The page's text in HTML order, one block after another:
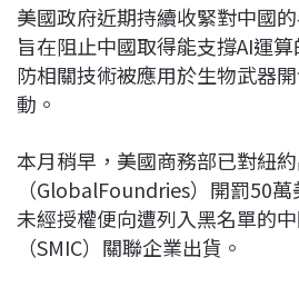
美國政府近期持續收緊對中國
旨在阻止中國取得能支撐AI運
防相關技術被應用於生物武器
動。
本月稍早，美國商務部已對紐
（GlobalFoundries）開罰50
未經授權便向遭列入黑名單的
（SMIC）關聯企業出貨。